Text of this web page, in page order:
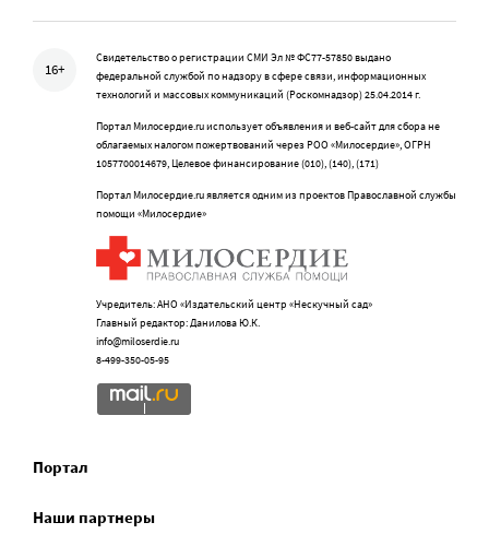
16+
Свидетельство о регистрации СМИ Эл № ФС77-57850 выдано
федеральной службой по надзору в сфере связи, информационных
технологий и массовых коммуникаций (Роскомнадзор) 25.04.2014 г.
Портал Милосердие.ru использует объявления и веб-сайт для сбора не
облагаемых налогом пожертвований через РОО «Милосердие», ОГРН
1057700014679, Целевое финансирование (010), (140), (171)
Портал Милосердие.ru является одним из проектов Православной службы
помощи «Милосердие»
Учредитель: АНО «Издательский центр «Нескучный сад»
Главный редактор: Данилова Ю.К.
info@miloserdie.ru
8-499-350-05-95
Портал
Наши партнеры